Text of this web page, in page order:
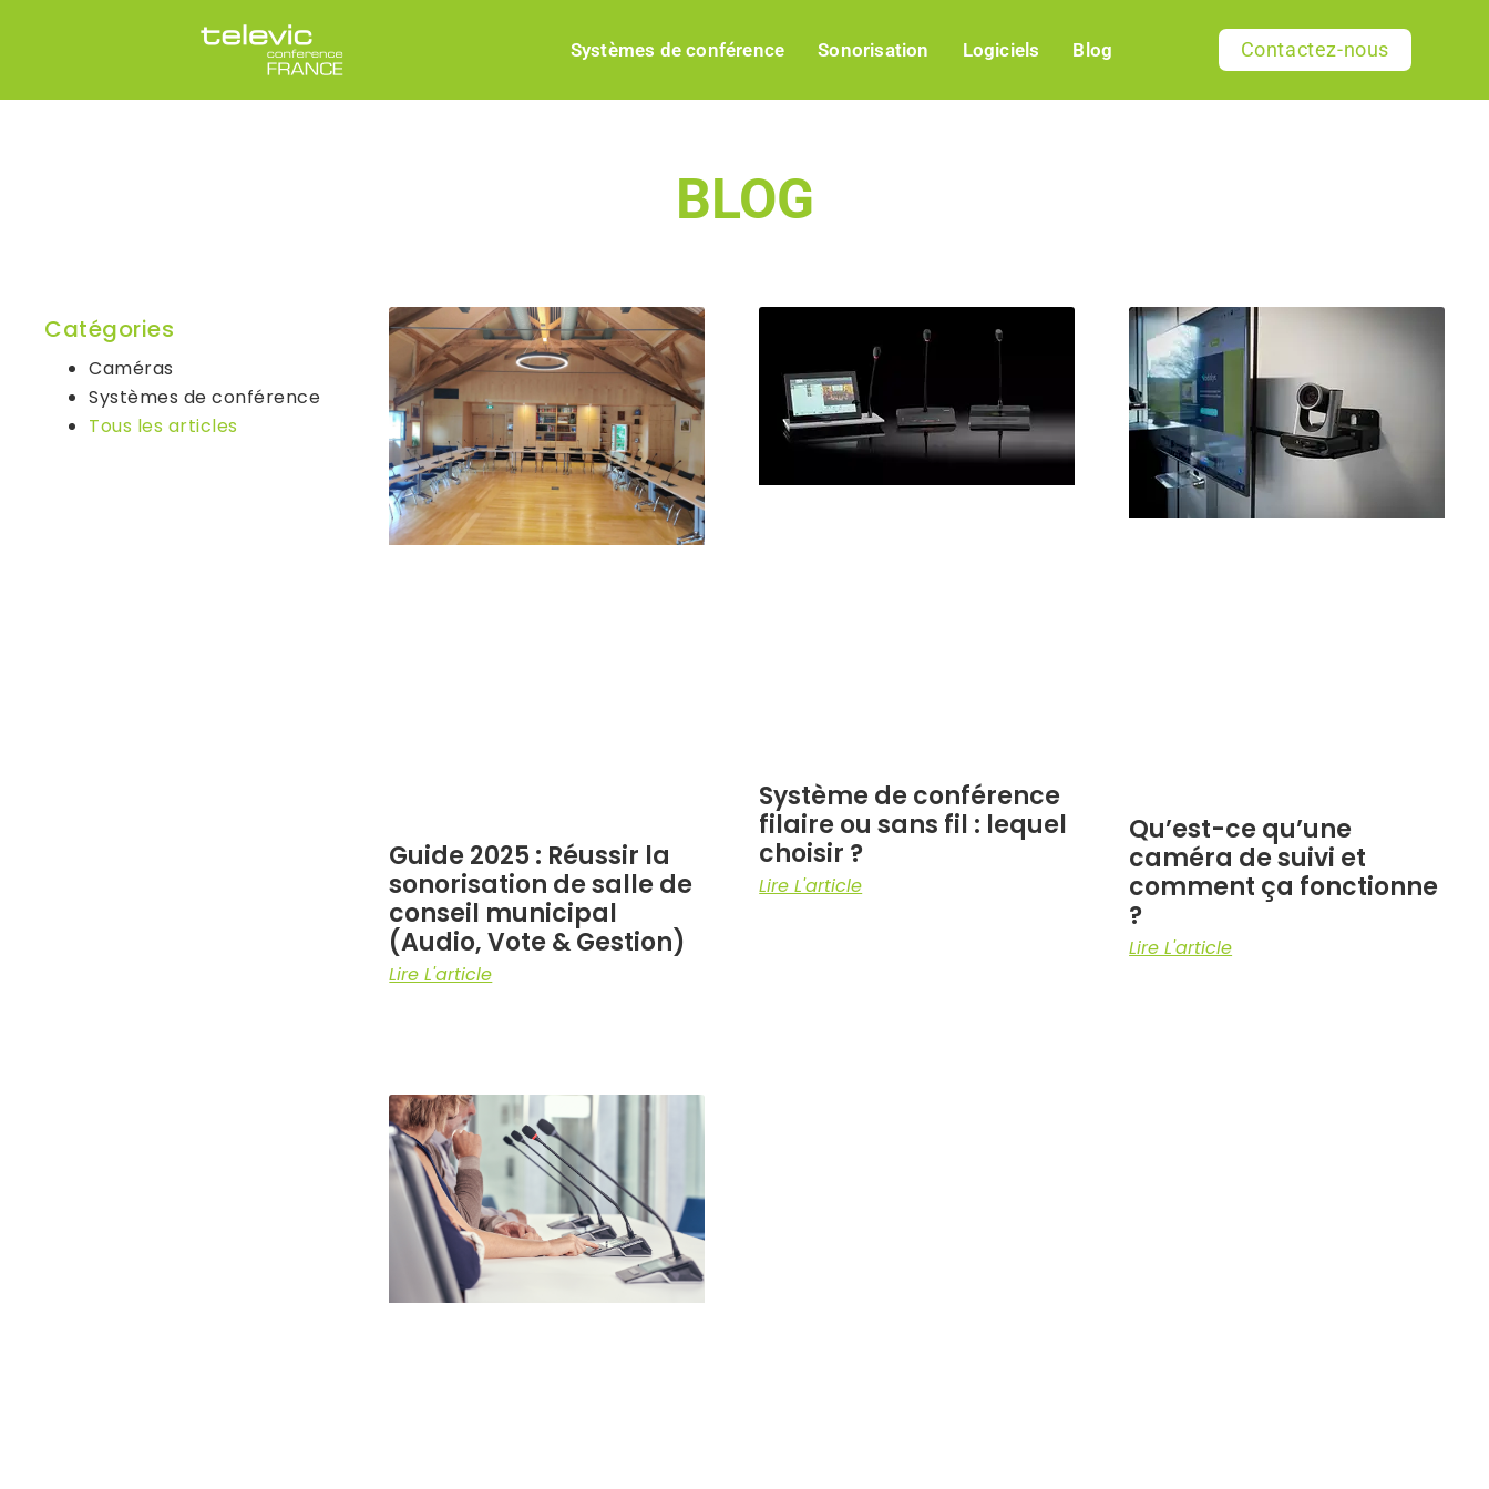
Systèmes de conférence Sonorisation Logiciels Blog Contactez-nous
BLOG
Catégories
Caméras
Systèmes de conférence
Tous les articles
Guide 2025 : Réussir la
sonorisation de salle de
conseil municipal
(Audio, Vote & Gestion)
Lire L'article
Système de conférence
filaire ou sans fil : lequel
choisir ?
Lire L'article
Qu’est-ce qu’une
caméra de suivi et
comment ça fonctionne
?
Lire L'article